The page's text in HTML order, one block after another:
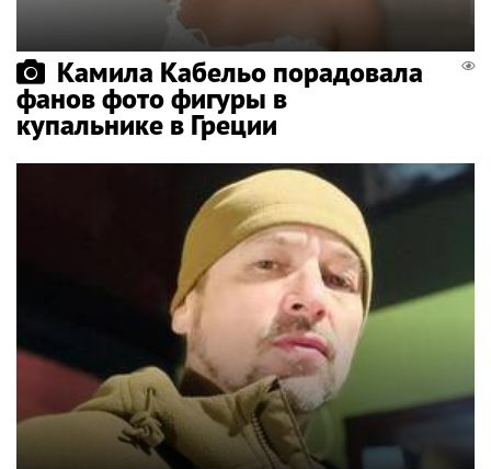
Камила Кабельо порадовала
фанов фото фигуры в
купальнике в Греции